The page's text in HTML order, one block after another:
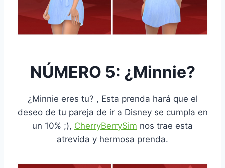
NÚMERO 5: ¿Minnie?
¿Minnie eres tu? , Esta prenda hará que el
deseo de tu pareja de ir a Disney se cumpla en
un 10% ;), CherryBerrySim nos trae esta
atrevida y hermosa prenda.